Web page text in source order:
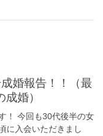
婚）
！ 今回も30代後半の女
に入会いただきまし